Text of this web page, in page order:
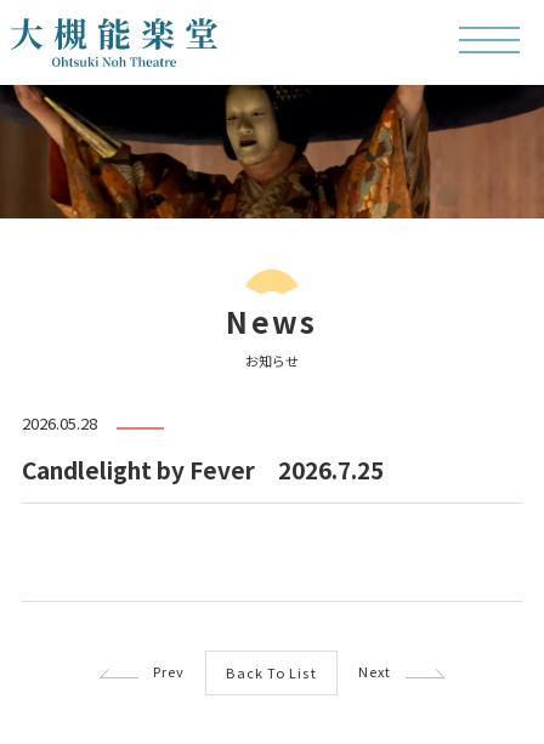
News
お知らせ
2026.05.28
Candlelight by Fever 2026.7.25
Prev Back To List Next